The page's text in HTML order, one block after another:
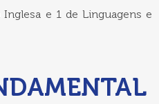
e 1 de Linguagens e